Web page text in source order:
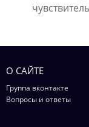
О САЙТЕ
Группа вконтакте
Вопросы и ответы